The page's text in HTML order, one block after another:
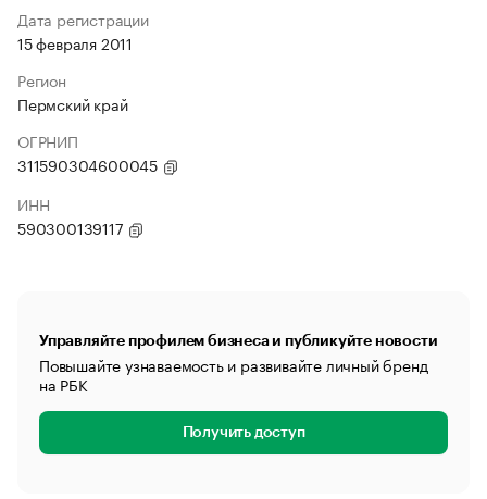
Дата регистрации
15 февраля 2011
Регион
Пермский край
ОГРНИП
311590304600045
ИНН
590300139117
Управляйте профилем бизнеса и публикуйте новости
Повышайте узнаваемость и развивайте личный бренд
на РБК
Получить доступ